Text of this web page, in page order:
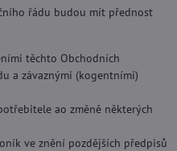
řádu budou mít přednost
těchto Obchodních
a závaznými (kogentními)
ao změně některých
ve znění pozdějších předpisů